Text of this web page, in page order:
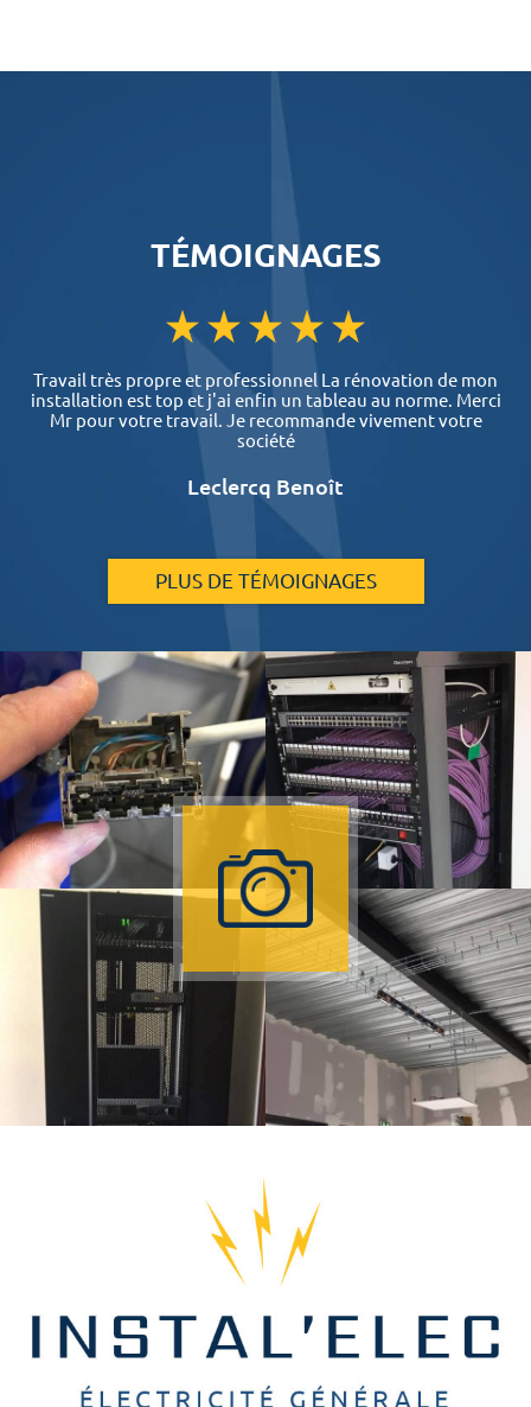
TÉMOIGNAGES
Travail très propre et professionnel La rénovation de mon
installation est top et j'ai enfin un tableau au norme. Merci
Mr pour votre travail. Je recommande vivement votre
société
Leclercq Benoît
PLUS DE TÉMOIGNAGES